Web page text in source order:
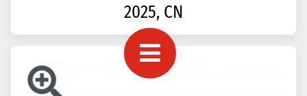
2025, CN